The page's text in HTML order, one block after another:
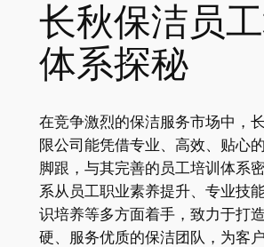
长秋保洁员工
体系探秘
在竞争激烈的保洁服务市场中，
限公司能凭借专业、高效、贴心
脚跟，与其完善的员工培训体系
系从员工职业素养提升、专业技
识培养等多方面着手，致力于打
硬、服务优质的保洁团队，为客